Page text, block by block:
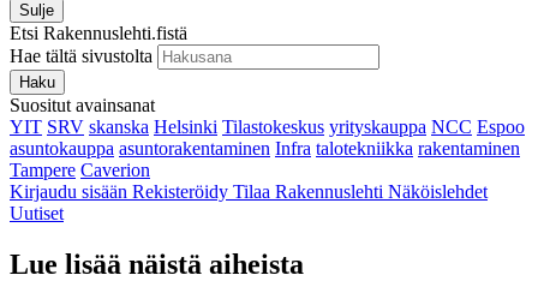
Sulje
Etsi Rakennuslehti.fistä
Hae tältä sivustolta
Haku
Suositut avainsanat
YIT SRV skanska Helsinki Tilastokeskus yrityskauppa NCC Espoo
asuntokauppa asuntorakentaminen Infra talotekniikka rakentaminen
Tampere Caverion
Kirjaudu sisään Rekisteröidy Tilaa Rakennuslehti Näköislehdet
Uutiset
Lue lisää näistä aiheista